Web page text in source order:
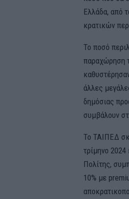
Ελλάδα, από
κρατικών
Το ποσό
παραχώρηση
άλλες
δημόσιας
συμβάλουν
Το ΤΑΙΠΕΔ
τρίμηνο
Πολίτης,
10% με